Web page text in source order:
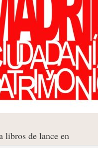
libros de lance en